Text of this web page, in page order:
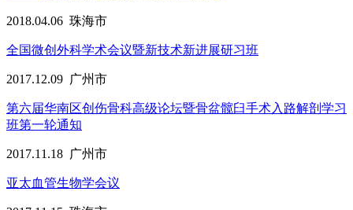
2018.04.06 珠海市
全国微创外科学术会议暨新技术新进展研习班
2017.12.09 广州市
第六届华南区创伤骨科高级论坛暨骨盆髋臼手术入路解剖学习
班第一轮通知
2017.11.18 广州市
亚太血管生物学会议